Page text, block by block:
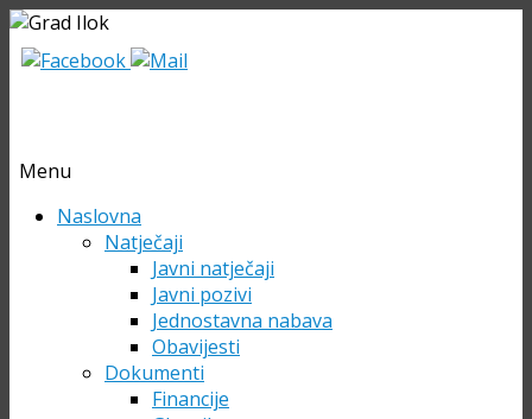
Menu
Skip Naslovna
Natječaji
Javni natječaji
Javni pozivi
Jednostavna nabava
Obavijesti
Dokumenti
Financije